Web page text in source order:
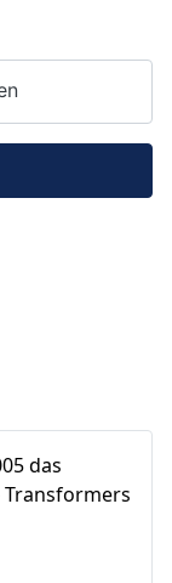
das
Transformers